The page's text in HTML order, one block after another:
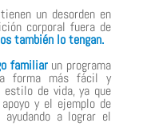
un desorden en
corporal fuera de
también lo tengan.
familiarun programa
forma más fácil y
de vida, ya que
y el ejemplo de
a lograr el